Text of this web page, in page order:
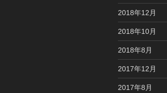
2018年12月
2018年10月
2018年8月
2017年12月
2017年8月